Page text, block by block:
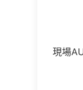
現場